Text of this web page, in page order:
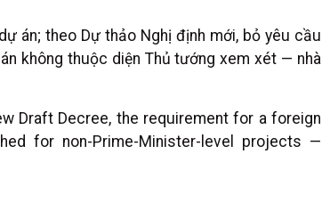
án; theo Dự thảo Nghị định mới, bỏ yêu cầu
không thuộc diện Thủ tướng xem xét — nhà
Draft Decree, the requirement for a foreign
for non-Prime-Minister-level projects —